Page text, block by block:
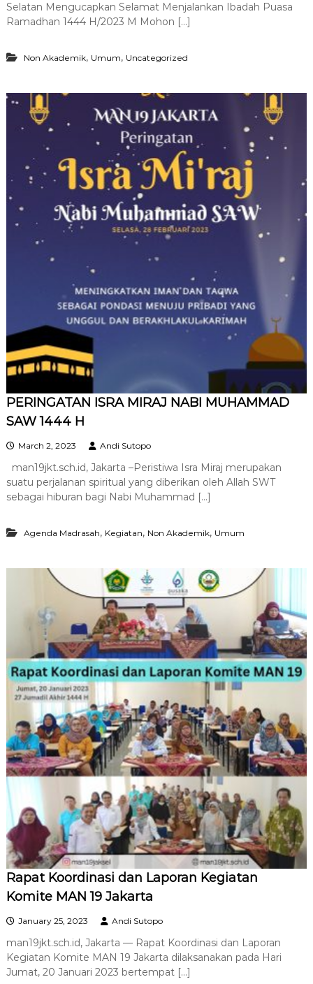
Selatan Mengucapkan Selamat Menjalankan Ibadah Puasa
Ramadhan 1444 H/2023 M Mohon […]
Non Akademik, Umum, Uncategorized
PERINGATAN ISRA MIRAJ NABI MUHAMMAD
SAW 1444 H
March 2, 2023 Andi Sutopo
man19jkt.sch.id, Jakarta –Peristiwa Isra Miraj merupakan
suatu perjalanan spiritual yang diberikan oleh Allah SWT
sebagai hiburan bagi Nabi Muhammad […]
Agenda Madrasah, Kegiatan, Non Akademik, Umum
Rapat Koordinasi dan Laporan Kegiatan
Komite MAN 19 Jakarta
January 25, 2023 Andi Sutopo
man19jkt.sch.id, Jakarta — Rapat Koordinasi dan Laporan
Kegiatan Komite MAN 19 Jakarta dilaksanakan pada Hari
Jumat, 20 Januari 2023 bertempat […]